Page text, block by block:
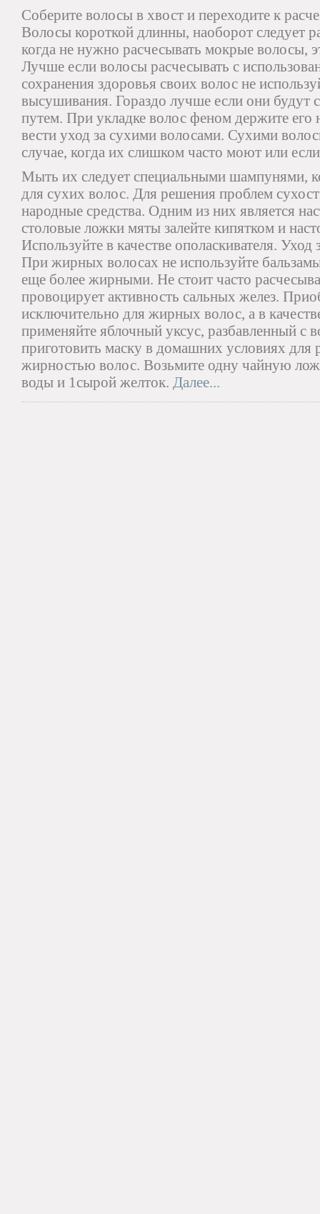
Соберите волосы в хвост и переходите к
Волосы короткой длинны, наоборот следует
когда не нужно расчесывать мокрые волосы,
Лучше если волосы расчесывать с
сохранения здоровья своих волос не
высушивания. Гораздо лучше если они будут
путем. При укладке волос феном держите его
вести уход за сухими волосами. Сухими
случае, когда их слишком часто моют или
Мыть их следует специальными шампунями,
для сухих волос. Для решения проблем
народные средства. Одним из них является
столовые ложки мяты залейте кипятком и
Используйте в качестве ополаскивателя.
При жирных волосах не используйте
еще более жирными. Не стоит часто
провоцирует активность сальных желез.
исключительно для жирных волос, а в
применяйте яблочный уксус, разбавленный с
приготовить маску в домашних условиях для
жирностью волос. Возьмите одну чайную
воды и 1сырой желток. Далее...